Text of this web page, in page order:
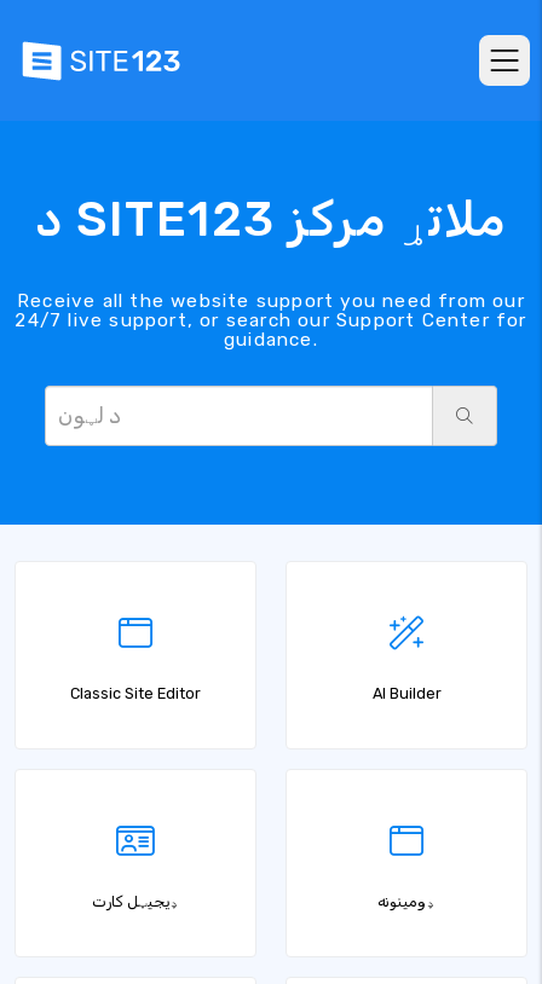
د SITE123 ملاتړ مرکز
Receive all the website support you need from our
24/7 live support, or search our Support Center for
guidance.
Classic Site Editor AI Builder
ډیجیټل کارت ډومینونه